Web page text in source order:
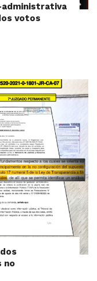
administrativa
votos
no